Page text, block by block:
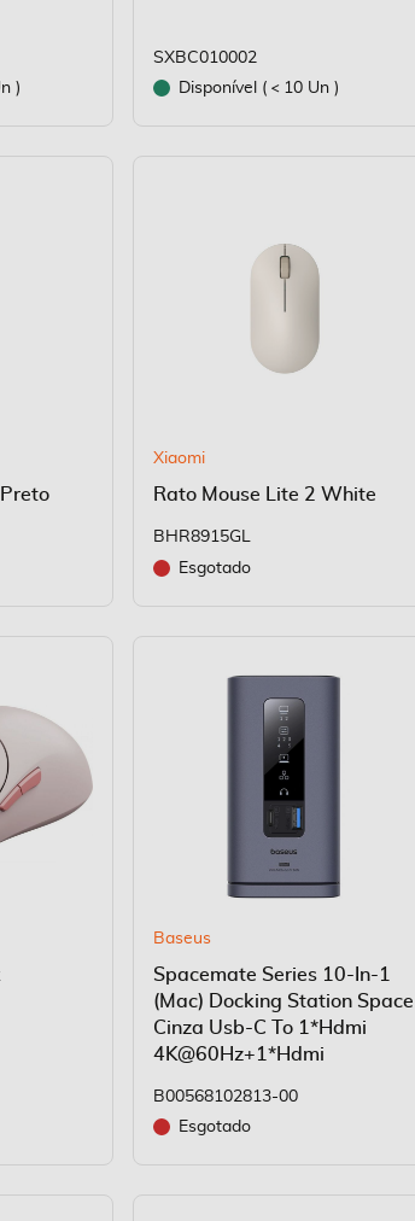
)
SXBC010002
Disponível (
10 Un )
Xiaomi
Rato Mouse Lite 2 White
BHR8915GL
Esgotado
Baseus
Spacemate Series 10-In-1
(Mac) Docking Station Space
Cinza Usb-C To 1*Hdmi
4K@60Hz+1*Hdmi
B00568102813-00
Esgotado